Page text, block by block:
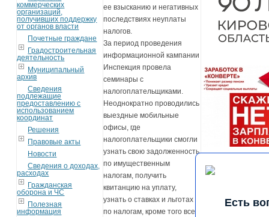
коммерческих
организаций,
получивших поддержку
от органов власти
Почетные граждане
Градостроительная
деятельность
Муниципальный
архив
Сведения
подлежащие
предоставлению с
использованием
координат
Решения
Правовые акты
Новости
Сведения о доходах,
расходах
Гражданская
оборона и ЧС
Полезная
информация
ее взысканию и негативных
последствиях неуплаты
налогов.
За период проведения
информационной кампании
Инспекция провела
семинары с
налогоплательщиками.
Неоднократно проводились
выездные мобильные
офисы, где
налогоплательщики смогли
узнать свою задолженность
по имущественным
налогам, получить
квитанцию на уплату,
узнать о ставках и льготах
по налогам, кроме того все
Есть